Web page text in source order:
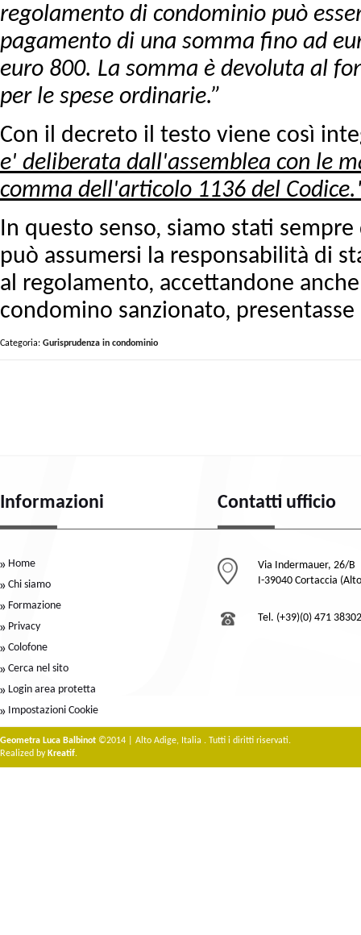
regolamento di condominio può
pagamento di una somma fino ad
euro 800. La somma è devoluta al
per le spese ordinarie.”
Con il decreto il testo viene così
e' deliberata dall'assemblea con le
comma dell'articolo 1136 del
In questo senso, siamo stati
può assumersi la responsabilità di
al regolamento, accettandone
condomino sanzionato,
Categoria: Gurisprudenza in condominio
Informazioni
Home
Chi siamo
Formazione
Privacy
Colofone
Cerca nel sito
Login area protetta
Impostazioni Cookie
Contatti ufficio
Via Indermauer, 26/B
I-39040 Cortaccia
Tel. (+39)(0) 471
Geometra Luca Balbinot ©2014 | Alto Adige, Italia . Tutti i diritti riservati.
Realized by Kreatif.